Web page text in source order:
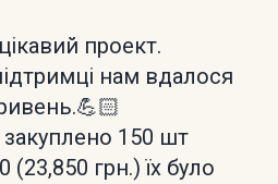
проект.
нам вдалося
150 шт
(23,850 грн.) їх було